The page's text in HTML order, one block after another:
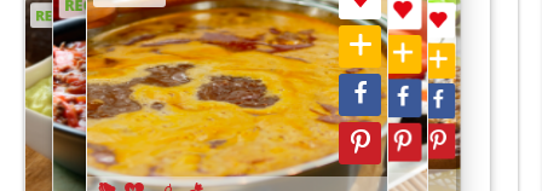
RECEPT
RECEPT RECEPT
RECEPT